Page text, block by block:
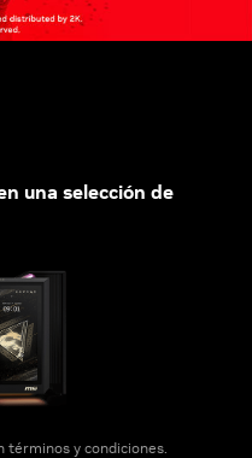
una selección de
términos y condiciones.